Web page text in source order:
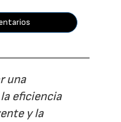
una
eficiencia
y la